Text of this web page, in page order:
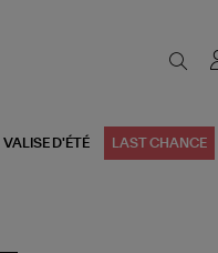
VALISE D'ÉTÉ LAST CHANCE